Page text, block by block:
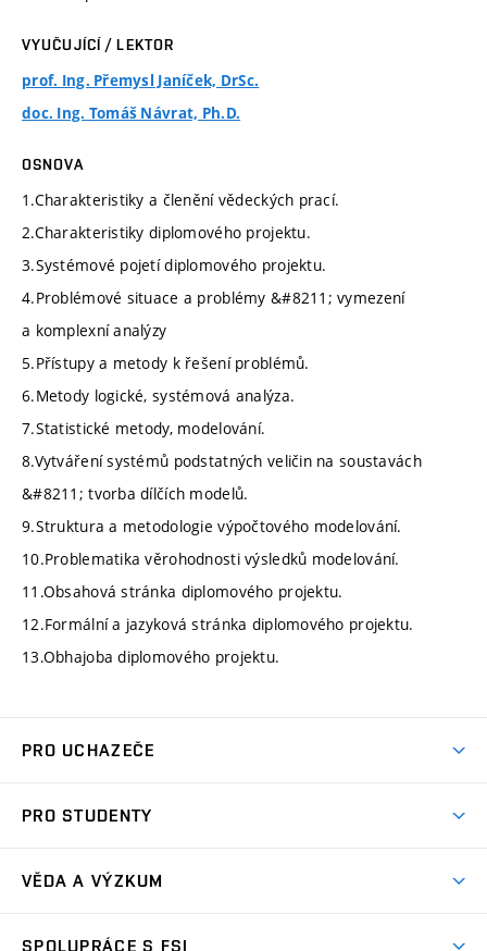
VYUČUJÍCÍ / LEKTOR
prof. Ing. Přemysl Janíček, DrSc.
doc. Ing. Tomáš Návrat, Ph.D.
OSNOVA
1.Charakteristiky a členění vědeckých prací.
2.Charakteristiky diplomového projektu.
3.Systémové pojetí diplomového projektu.
4.Problémové situace a problémy &#8211; vymezení
a komplexní analýzy
5.Přístupy a metody k řešení problémů.
6.Metody logické, systémová analýza.
7.Statistické metody, modelování.
8.Vytváření systémů podstatných veličin na soustavách
&#8211; tvorba dílčích modelů.
9.Struktura a metodologie výpočtového modelování.
10.Problematika věrohodnosti výsledků modelování.
11.Obsahová stránka diplomového projektu.
12.Formální a jazyková stránka diplomového projektu.
13.Obhajoba diplomového projektu.
PRO UCHAZEČE
Ambasadoři studia
PRO STUDENTY
Studijní předpisy
VĚDA A VÝZKUM
SPOLUPRÁCE S FSI